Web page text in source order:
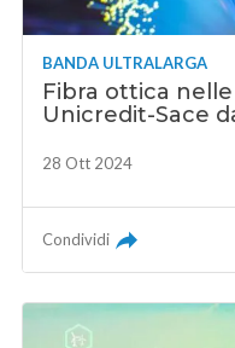
BANDA ULTRALARGA
Fibra ottica
Unicredit-Sace
28 Ott 2024
Condividi